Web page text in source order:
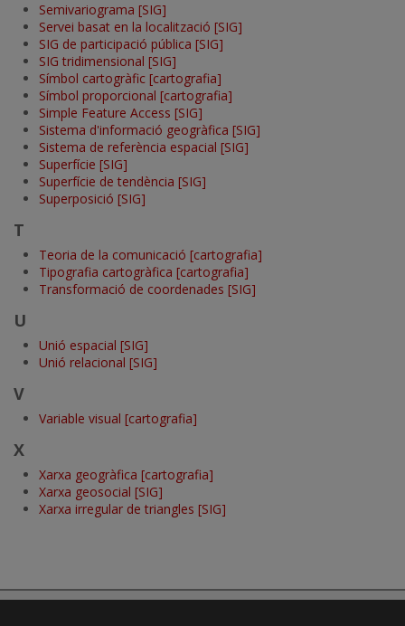
Semivariograma [SIG]
Servei basat en la localització [SIG]
SIG de participació pública [SIG]
SIG tridimensional [SIG]
Símbol cartogràfic [cartografia]
Símbol proporcional [cartografia]
Simple Feature Access [SIG]
Sistema d'informació geogràfica [SIG]
Sistema de referència espacial [SIG]
Superfície [SIG]
Superfície de tendència [SIG]
Superposició [SIG]
T
Teoria de la comunicació [cartografia]
Tipografia cartogràfica [cartografia]
Transformació de coordenades [SIG]
U
Unió espacial [SIG]
Unió relacional [SIG]
V
Variable visual [cartografia]
X
Xarxa geogràfica [cartografia]
Xarxa geosocial [SIG]
Xarxa irregular de triangles [SIG]